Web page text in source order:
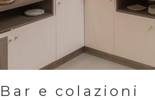
Bar e colazioni